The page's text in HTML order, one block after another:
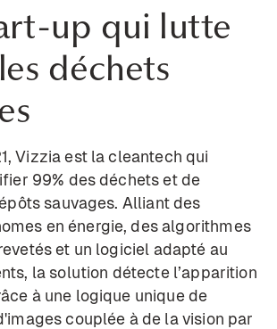
up qui lutte
déchets
Vizzia est la cleantech qui
99% des déchets et de
sauvages. Alliant des
en énergie, des algorithmes
et un logiciel adapté au
la solution détecte l’apparition
à une logique unique de
couplée à de la vision par